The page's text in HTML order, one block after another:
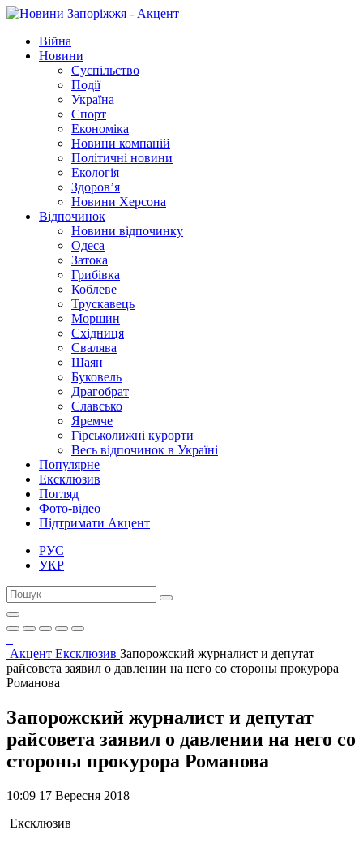
Війна
Новини
Суспільство
Події
Україна
Спорт
Економіка
Новини компаній
Політичні новини
Екологія
Здоров’я
Новини Херсона
Відпочинок
Новини відпочинку
Одеса
Затока
Грибівка
Коблеве
Трускавець
Моршин
Східниця
Свалява
Шаян
Буковель
Драгобрат
Славсько
Яремче
Гірськолижні курорти
Весь відпочинок в Україні
Популярне
Ексклюзив
Погляд
Фото-відео
Підтримати Акцент
РУС
УКР
Акцент Ексклюзив Запорожский журналист и депутат
райсовета заявил о давлении на него со стороны прокурора
Романова
Запорожский журналист и депутат
райсовета заявил о давлении на него со
стороны прокурора Романова
10:09 17 Вересня 2018
Ексклюзив